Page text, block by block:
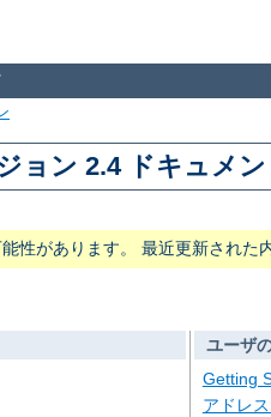
ョン 2.4 ドキュメン
性があります。 最近更新された
ユーザ
Getting
アドレ